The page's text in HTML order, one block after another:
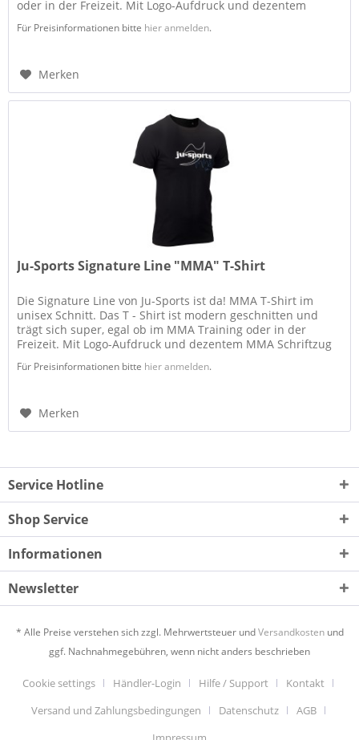
oder in der Freizeit. Mit Logo-Aufdruck und dezentem
Für Preisinformationen bitte hier anmelden.
Merken
Ju-Sports Signature Line "MMA" T-Shirt
Die Signature Line von Ju-Sports ist da! MMA T-Shirt im
unisex Schnitt. Das T - Shirt ist modern geschnitten und
trägt sich super, egal ob im MMA Training oder in der
Freizeit. Mit Logo-Aufdruck und dezentem MMA Schriftzug
Für Preisinformationen bitte hier anmelden.
Merken
Service Hotline
Shop Service
Informationen
Newsletter
* Alle Preise verstehen sich zzgl. Mehrwertsteuer undVersandkostenund
ggf. Nachnahmegebühren, wenn nicht anders beschrieben
Cookie settings Händler-Login Hilfe / Support
Kontakt
Versand und Zahlungsbedingungen
Datenschutz
AGB